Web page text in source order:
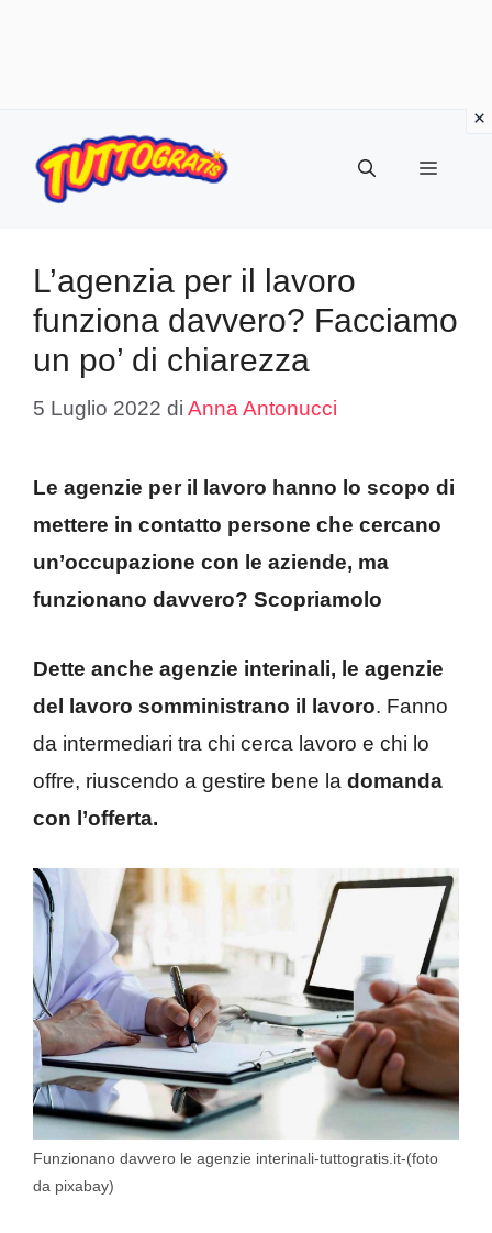
contenuto
Menu
L’agenzia per il lavoro
funziona davvero? Facciamo
un po’ di chiarezza
5 Luglio 2022 di Anna Antonucci
Le agenzie per il lavoro hanno lo scopo di
mettere in contatto persone che cercano
un’occupazione con le aziende, ma
funzionano davvero? Scopriamolo
Dette anche agenzie interinali, le agenzie
del lavoro somministrano il lavoro. Fanno
da intermediari tra chi cerca lavoro e chi lo
offre, riuscendo a gestire bene la domanda
con l’offerta.
Funzionano davvero le agenzie interinali-tuttogratis.it-(foto
da pixabay)